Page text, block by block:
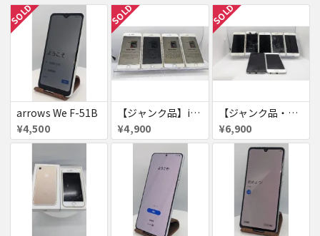
SOLD
arrows We F-51B
¥4,500
SOLD
【ジャンク品】iPhone6s ４台セット
¥4,900
SOLD
【ジャンク品・初期化済・SIMロック解除済】iPhone6 7台セット
¥6,900